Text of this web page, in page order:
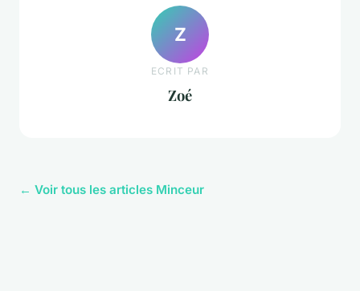
Z
ECRIT PAR
Zoé
← Voir tous les articles Minceur